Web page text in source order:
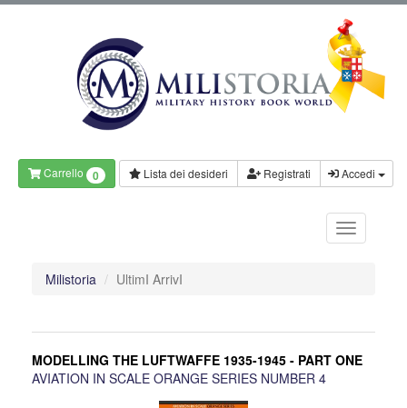
Carrello 0 Lista dei desideri Registrati Accedi
Milistoria UltimI ArrivI
MODELLING THE LUFTWAFFE 1935-1945 - PART ONE
AVIATION IN SCALE ORANGE SERIES NUMBER 4